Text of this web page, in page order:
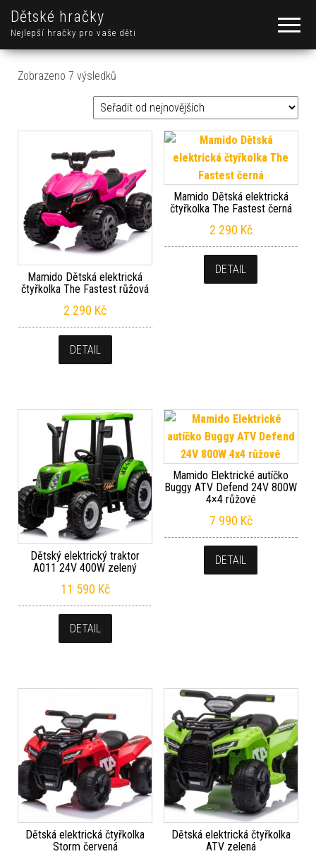
Dětské hračky
Nejlepší hračky pro vaše děti
Zobrazeno 7 výsledků
Mamido Dětská elektrická
čtyřkolka The Fastest růžová
2 290 Kč
DETAIL
Mamido Dětská elektrická
čtyřkolka The Fastest černá
2 290 Kč
DETAIL
Dětský elektrický traktor
A011 24V 400W zelený
11 590 Kč
DETAIL
Mamido Elektrické autíčko
Buggy ATV Defend 24V 800W
4×4 růžové
7 990 Kč
DETAIL
Dětská elektrická čtyřkolka
Storm červená
Dětská elektrická čtyřkolka
ATV zelená